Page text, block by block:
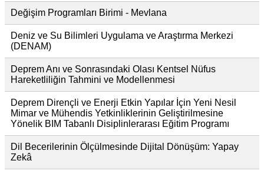
Değişim Programları Birimi - Mevlana
Deniz ve Su Bilimleri Uygulama ve Araştırma Merkezi
(DENAM)
Deprem Anı ve Sonrasındaki Olası Kentsel Nüfus
Hareketliliğin Tahmini ve Modellenmesi
Deprem Dirençli ve Enerji Etkin Yapılar İçin Yeni Nesil
Mimar ve Mühendis Yetkinliklerinin Geliştirilmesine
Yönelik BIM Tabanlı Disiplinlerarası Eğitim Programı
Dil Becerilerinin Ölçülmesinde Dijital Dönüşüm: Yapay
Zekâ